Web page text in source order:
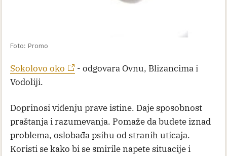
Foto: Promo
Sokolovo oko
- odgovara Ovnu, Blizancima i
Vodoliji.
Doprinosi viđenju prave istine. Daje sposobnost
praštanja i razumevanja. Pomaže da budete iznad
problema, oslobađa psihu od stranih uticaja.
Koristi se kako bi se smirile napete situacije i